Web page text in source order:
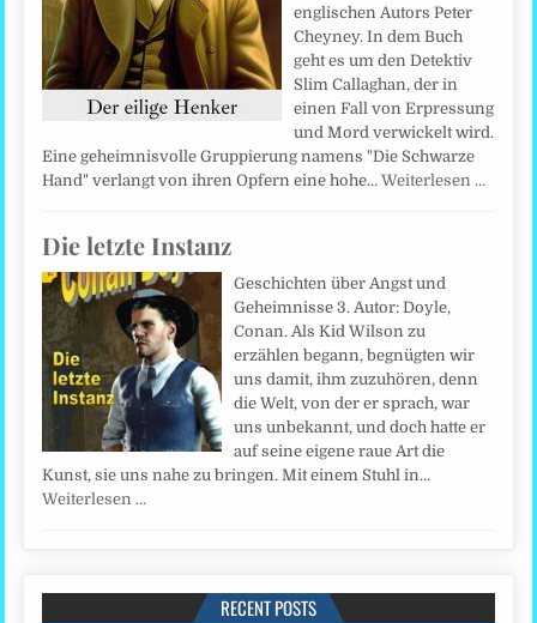
englischen Autors Peter
Cheyney. In dem Buch
geht es um den Detektiv
Slim Callaghan, der in
einen Fall von Erpressung
und Mord verwickelt wird.
Eine geheimnisvolle Gruppierung namens "Die Schwarze
Hand" verlangt von ihren Opfern eine hohe…Weiterlesen …
Die letzte Instanz
Geschichten über Angst und
Geheimnisse 3. Autor: Doyle,
Conan. Als Kid Wilson zu
erzählen begann, begnügten wir
uns damit, ihm zuzuhören, denn
die Welt, von der er sprach, war
uns unbekannt, und doch hatte er
auf seine eigene raue Art die
Kunst, sie uns nahe zu bringen. Mit einem Stuhl in…
Weiterlesen …
RECENT POSTS